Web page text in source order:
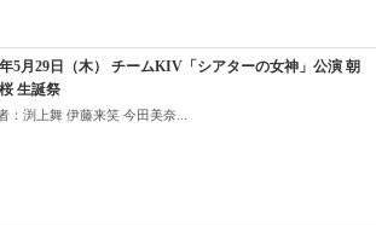
5月29日（木） チームKIV「シアターの女神」公演 朝
生誕祭
：渕上舞 伊藤来笑 今田美奈...